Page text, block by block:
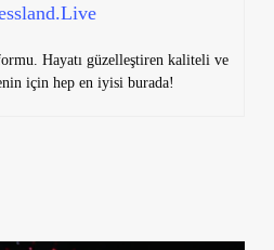
Hayatı güzelleştiren kaliteli ve
için hep en iyisi burada!